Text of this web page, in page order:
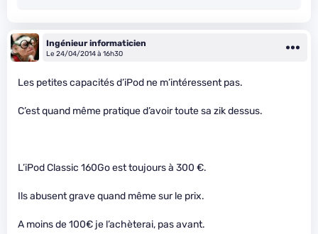
Ingénieur informaticien
Le 24/04/2014 à 16h30
Les petites capacités d’iPod ne m’intéressent pas.
C’est quand même pratique d’avoir toute sa zik dessus.
L’iPod Classic 160Go est toujours à 300 €.
Ils abusent grave quand même sur le prix.
A moins de 100€ je l’achèterai, pas avant.